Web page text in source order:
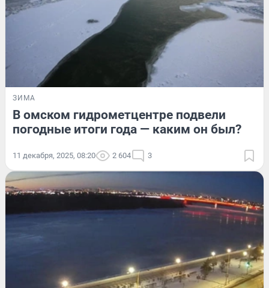
ЗИМА
В омском гидрометцентре подвели
погодные итоги года — каким он был?
11 декабря, 2025, 08:20 2 604 3